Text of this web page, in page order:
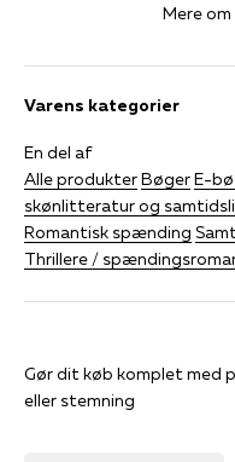
Mere
Varens kategorier
En del af
Alle produkterBøgerE-
skønlitteratur og
Romantisk spænding
Thrillere /
Gør dit køb komplet med
eller stemning